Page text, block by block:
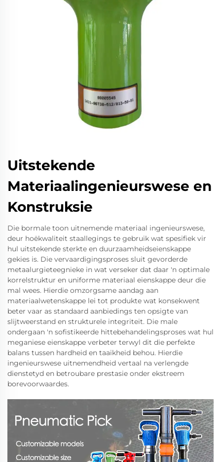
Uitstekende
Materiaalingenieurswese en
Konstruksie
Die bormale toon uitnemende materiaal ingenieurswese,
deur hoëkwaliteit staallegings te gebruik wat spesifiek vir
hul uitstekende sterkte en duurzaamheidseienskappe
gekies is. Die vervaardigingsproses sluit gevorderde
metaalurgieteegnieke in wat verseker dat daar 'n optimale
korrelstruktur en uniforme materiaal eienskappe deur die
mal wees. Hierdie omzorgsame aandag aan
materiaalwetenskappe lei tot produkte wat konsekwent
beter vaar as standaard aanbiedings ten opsigte van
slijtweerstand en strukturele integriteit. Die male
ondergaan 'n sofistikeerde hittebehandelingsproses wat hul
meganiese eienskappe verbeter terwyl dit die perfekte
balans tussen hardheid en taaikheid behou. Hierdie
ingenieurswese uitnemendheid vertaal na verlengde
dienstetyd en betroubare prestasie onder ekstreem
borevoorwaardes.